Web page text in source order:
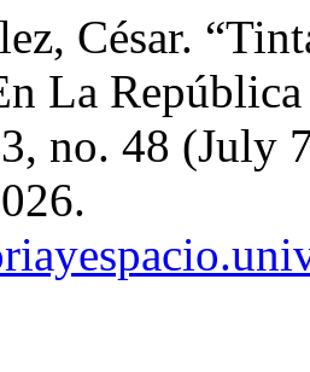
César.
La
no. 48 (July